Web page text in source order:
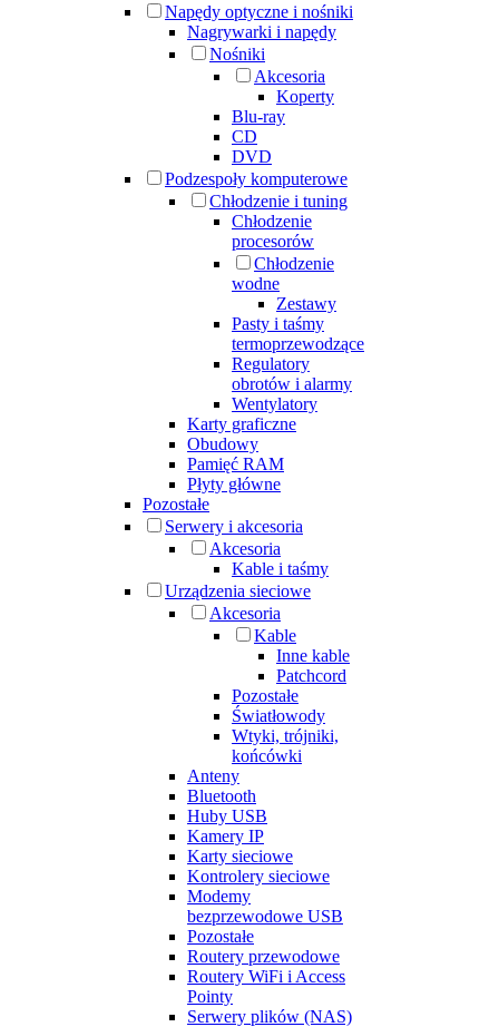
Napędy optyczne i nośniki
Nagrywarki i napędy
Nośniki
Akcesoria
Koperty
Blu-ray
CD
DVD
Podzespoły komputerowe
Chłodzenie i tuning
Chłodzenie
procesorów
Chłodzenie
wodne
Zestawy
Pasty i taśmy
termoprzewodzące
Regulatory
obrotów i alarmy
Wentylatory
Karty graficzne
Obudowy
Pamięć RAM
Płyty główne
Pozostałe
Serwery i akcesoria
Akcesoria
Kable i taśmy
Urządzenia sieciowe
Akcesoria
Kable
Inne kable
Patchcord
Pozostałe
Światłowody
Wtyki, trójniki,
końcówki
Anteny
Bluetooth
Huby USB
Kamery IP
Karty sieciowe
Kontrolery sieciowe
Modemy
bezprzewodowe USB
Pozostałe
Routery przewodowe
Routery WiFi i Access
Pointy
Serwery plików (NAS)